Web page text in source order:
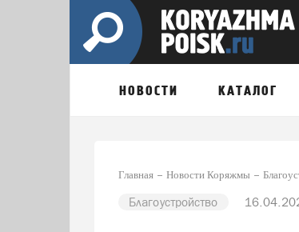
НОВОСТИ КАТАЛОГ
Главная Новости Коряжмы
Благоустройство